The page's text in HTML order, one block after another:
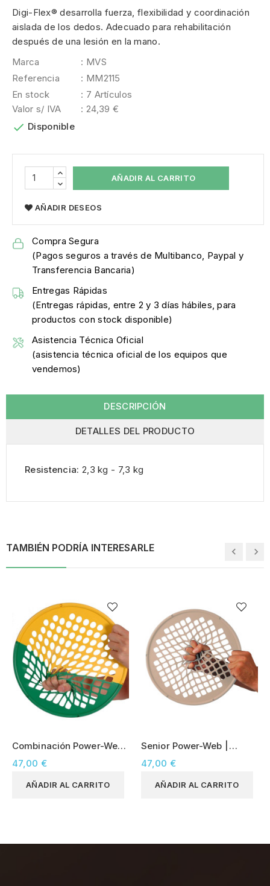
Digi-Flex® desarrolla fuerza, flexibilidad y coordinación
aislada de los dedos. Adecuado para rehabilitación
después de una lesión en la mano.
Marca
: MVS
Referencia
: MM2115
En stock
: 7 Artículos
Valor s/ IVA
: 24,39 €
 Disponible
AÑADIR AL CARRITO
AÑADIR DESEOS
Compra Segura
(Pagos seguros a través de Multibanco, Paypal y
Transferencia Bancaria)
Entregas Rápidas
(Entregas rápidas, entre 2 y 3 días hábiles, para
productos con stock disponible)
Asistencia Técnica Oficial
(asistencia técnica oficial de los equipos que
vendemos)
DESCRIPCIÓN
DETALLES DEL PRODUCTO
Resistencia: 2,3 kg - 7,3 kg
TAMBIÉN PODRÍA INTERESARLE
Combinación Power-Web
| Claro - Amarillo / Fuerte
- Verde
47,00 €
AÑADIR AL CARRITO
Senior Power-Web |
Ultraligero - Bronce
47,00 €
AÑADIR AL CARRITO